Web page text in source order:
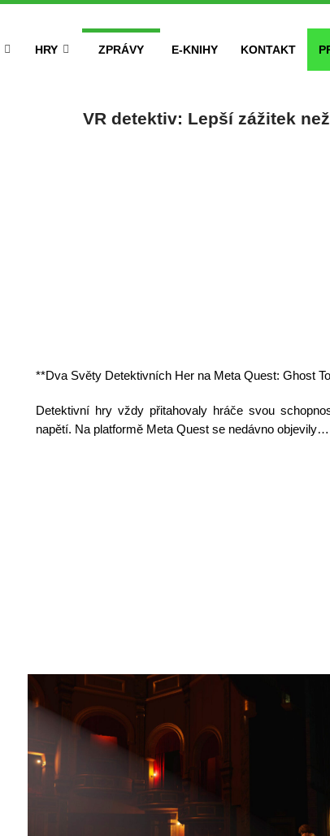
HRY ZPRÁVY E-KNIHY KONTAKT
VR detektiv: Lepší zážitek
**Dva Světy Detektivních Her na Meta Quest: Ghost
Detektivní hry vždy přitahovaly hráče svou
napětí. Na platformě Meta Quest se nedávno objevily…